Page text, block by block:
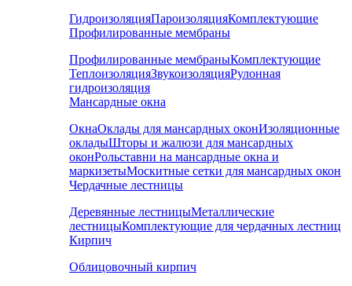
ГидроизоляцияПароизоляцияКомплектующие
Профилированные мембраны
Профилированные мембраныКомплектующие
ТеплоизоляцияЗвукоизоляцияРулонная
гидроизоляция
Мансардные окна
ОкнаОклады для мансардных оконИзоляционные
окладыШторы и жалюзи для мансардных
оконРольставни на мансардные окна и
маркизетыМоскитные сетки для мансардных окон
Чердачные лестницы
Деревянные лестницыМеталлические
лестницыКомплектующие для чердачных лестниц
Кирпич
Облицовочный кирпич